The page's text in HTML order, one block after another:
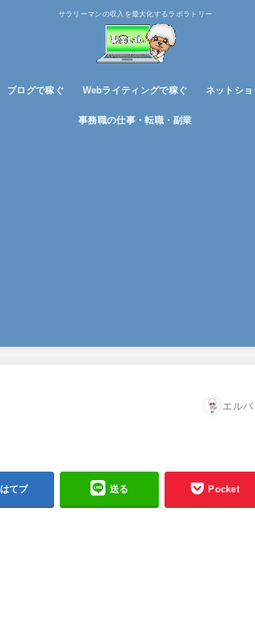
サラリーマンの収入を最大化するラボラトリー
ブログで稼ぐ
アフィリエイトで稼ぐ
Webライティングで稼ぐ ネットシ
事務職の仕事・転職・副業
エルバ
はてブ 送る Pocket